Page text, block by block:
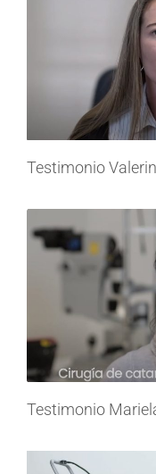
Testimonio
Testimonio